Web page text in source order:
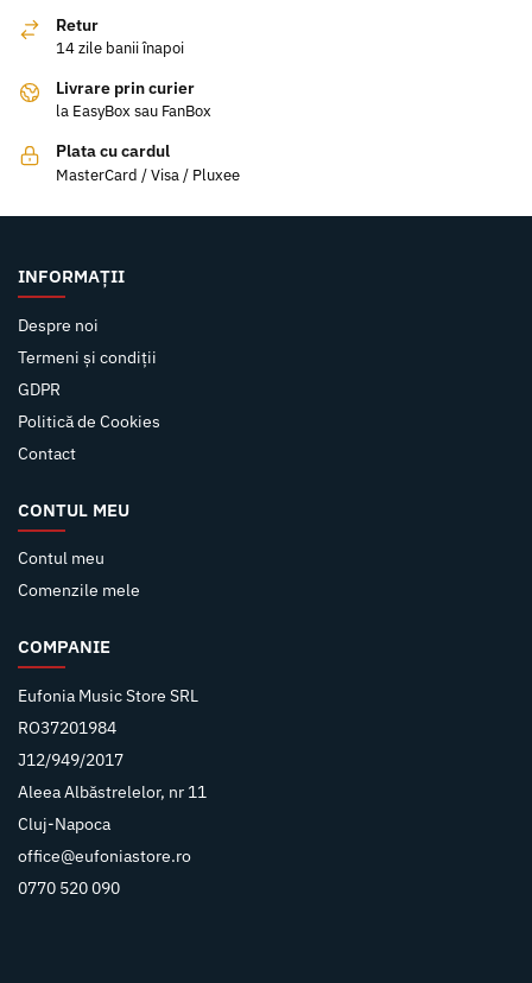
Retur
14 zile banii înapoi
Livrare prin curier
la EasyBox sau FanBox
Plata cu cardul
MasterCard / Visa / Pluxee
INFORMAȚII
Despre noi
Termeni și condiții
GDPR
Politică de Cookies
Contact
CONTUL MEU
Contul meu
Comenzile mele
COMPANIE
Eufonia Music Store SRL
RO37201984
J12/949/2017
Aleea Albăstrelelor, nr 11
Cluj-Napoca
office@eufoniastore.ro
0770 520 090